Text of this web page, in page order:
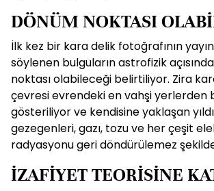
DÖNÜM NOKTASI
İlk kez bir kara delik fotoğrafının
söylenen bulguların astrofizik
noktası olabileceği belirtiliyor. Zira
çevresi evrendeki en vahşi yerlerden
gösteriliyor ve kendisine yaklaşan
gezegenleri, gazı, tozu ve her çeşit
radyasyonu geri döndürülemez
İZAFİYET TEORİSİNE